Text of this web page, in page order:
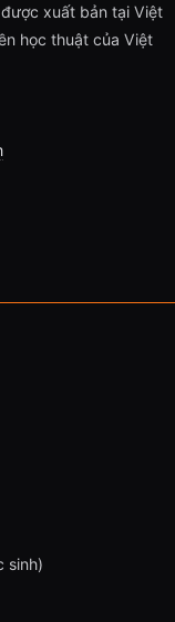
xuất bản tại Việt
học thuật của Việt
sinh)